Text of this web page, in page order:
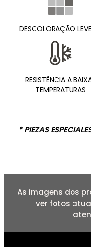
DESCOLORAÇÃO
RESISTÊNCIA A
TEMPERATURAS
* PIEZAS
As imagens dos
ver fotos